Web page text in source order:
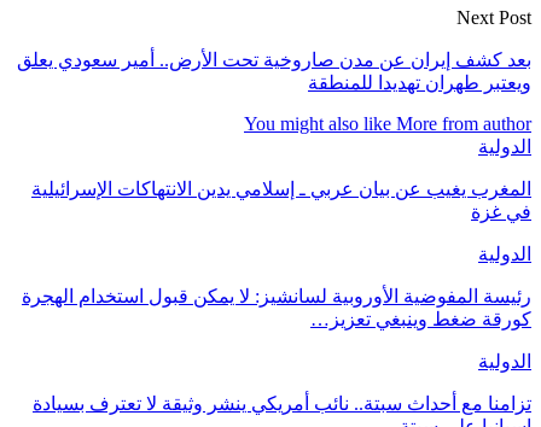
Next Post
بعد كشف إيران عن مدن صاروخية تحت الأرض.. أمير سعودي يعلق
ويعتبر طهران تهديدا للمنطقة
You might also like More from author
الدولية
المغرب يغيب عن بيان عربي ـ إسلامي يدين الانتهاكات الإسرائيلية
في غزة
الدولية
رئيسة المفوضية الأوروبية لسانشيز: لا يمكن قبول استخدام الهجرة
كورقة ضغط وينبغي تعزيز…
الدولية
تزامنا مع أحداث سبتة.. نائب أمريكي ينشر وثيقة لا تعترف بسيادة